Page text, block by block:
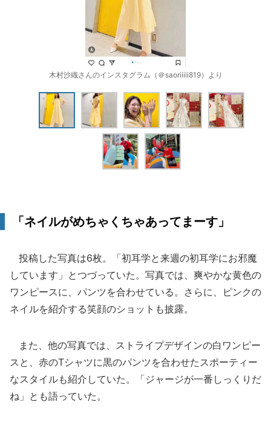
木村沙織さんのインスタグラム（＠saoriiiii819）より
「ネイルがめちゃくちゃあってまーす」
投稿した写真は6枚。「初耳学と来週の初耳学にお邪魔
しています」とつづっていた。写真では、爽やかな黄色の
ワンピースに、パンツを合わせている。さらに、ピンクの
ネイルを紹介する笑顔のショットも披露。
また、他の写真では、ストライプデザインの白ワンピー
スと、赤のTシャツに黒のパンツを合わせたスポーティー
なスタイルも紹介していた。「ジャージが一番しっくりだ
ね」とも語っていた。